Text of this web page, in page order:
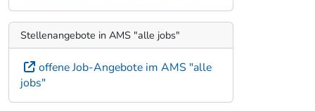
Stellenangebote in AMS "alle jobs"
offene Job-Angebote im AMS "alle
jobs"